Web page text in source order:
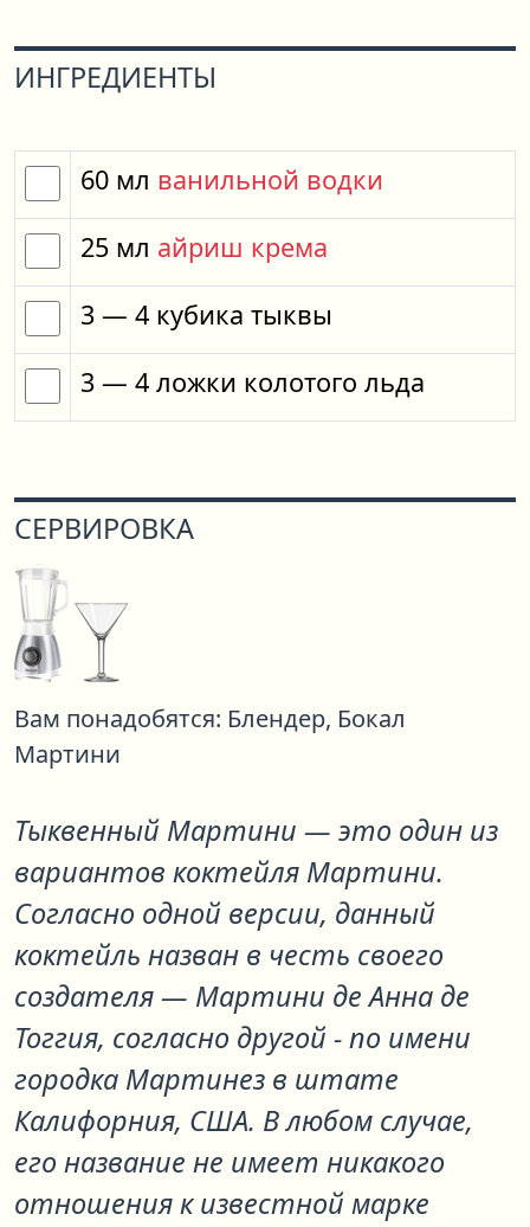
ИНГРЕДИЕНТЫ
60 мл ванильной водки
25 мл айриш крема
3 — 4 кубика тыквы
3 — 4 ложки колотого льда
СЕРВИРОВКА
Вам понадобятся: Блендер, Бокал
Мартини
Тыквенный Мартини — это один из
вариантов коктейля Мартини.
Согласно одной версии, данный
коктейль назван в честь своего
создателя — Мартини де Анна де
Тоггия, согласно другой - по имени
городка Мартинез в штате
Калифорния, США. В любом случае,
его название не имеет никакого
отношения к известной марке